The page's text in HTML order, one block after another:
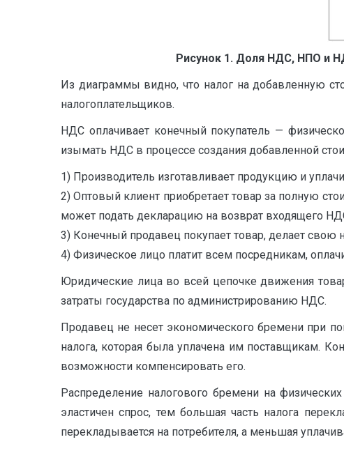
Рисунок 1. Доля НДС, НПО и
Из диаграммы видно, что налог на добавленную
налогоплательщиков.
НДС оплачивает конечный покупатель —
изымать НДС в процессе создания добавленной
1) Производитель изготавливает продукцию и
2) Оптовый клиент приобретает товар за полную
может подать декларацию на возврат входящего
3) Конечный продавец покупает товар, делает свою
4) Физическое лицо платит всем посредникам,
Юридические лица во всей цепочке движения
затраты государства по администрированию НДС.
Продавец не несет экономического бремени при
налога, которая была уплачена им поставщикам.
возможности компенсировать его.
Распределение налогового бремени на
эластичен спрос, тем большая часть налога
перекладывается на потребителя, а меньшая